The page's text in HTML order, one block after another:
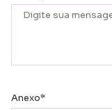
Anexo